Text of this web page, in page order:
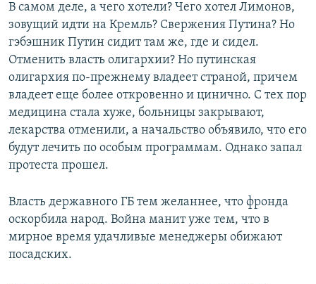
В самом деле, а чего хотели? Чего хотел Лимонов,
зовущий идти на Кремль? Свержения Путина? Но
гэбэшник Путин сидит там же, где и сидел.
Отменить власть олигархии? Но путинская
олигархия по-прежнему владеет страной, причем
владеет еще более откровенно и цинично. С тех пор
медицина стала хуже, больницы закрывают,
лекарства отменили, а начальство объявило, что его
будут лечить по особым программам. Однако запал
протеста прошел.
Власть державного ГБ тем желаннее, что фронда
оскорбила народ. Война манит уже тем, что в
мирное время удачливые менеджеры обижают
посадских.